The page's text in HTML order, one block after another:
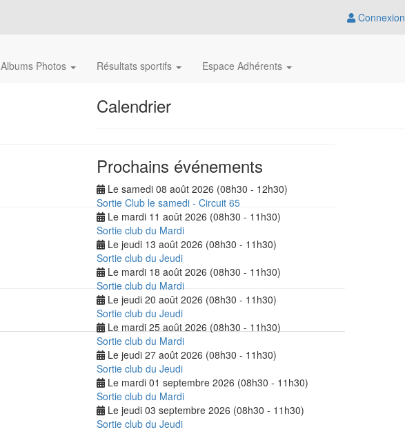
Connexion
Albums Photos Résultats sportifs Espace Adhérents
Calendrier
Prochains événements
Le samedi 08 août 2026 (08h30 - 12h30)
Sortie Club le samedi - Circuit 65
Le mardi 11 août 2026 (08h30 - 11h30)
Sortie club du Mardi
Le jeudi 13 août 2026 (08h30 - 11h30)
Sortie club du Jeudi
Le mardi 18 août 2026 (08h30 - 11h30)
Sortie club du Mardi
Le jeudi 20 août 2026 (08h30 - 11h30)
Sortie club du Jeudi
Le mardi 25 août 2026 (08h30 - 11h30)
Sortie club du Mardi
Le jeudi 27 août 2026 (08h30 - 11h30)
Sortie club du Jeudi
Le mardi 01 septembre 2026 (08h30 - 11h30)
Sortie club du Mardi
Le jeudi 03 septembre 2026 (08h30 - 11h30)
Sortie club du Jeudi